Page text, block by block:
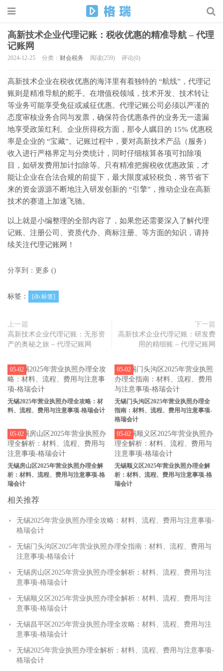
高新技术企业代理记账：税收优惠的精准导航 – 代理
记账网
2024-12-25 分类： 财会税务 阅读(259) 评论(0)
高新技术企业在税收优惠的海洋里有着独特的 “航线”，代理记
账则是精准导航的舵手。在增值税领域，技术开发、技术转让
等业务可能享受免征或减征优惠。代理记账公司必须以严谨的
态度审核业务合同与发票，确保符合优惠条件的业务无一遗漏
地享受政策红利。企业所得税方面，那令人瞩目的 15% 优惠税
率是企业的 “宝藏”。记账过程中，要对高新技术产品（服务）
收入进行严格界定与分类统计，同时仔细核算各项可扣除项
目，如研发费用加计扣除等。只有精准把握税收优惠政策，才
能让企业在合法合规的前提下，最大限度减轻税负，将节省下
来的资金源源不断地注入研发创新的 “引擎”，推动企业在高新
技术的赛道上加速飞驰。
以上就是小编整理的全部内容了，如果您还需要深入了解代理
记账、注册公司、资质代办、商标注册、等方面的知识，请持
续关注代理记账网！
分享到： 更多 ()
标签： [db:标签]
上一篇
高新技术企业代理记账：无形资
产的奥秘之旅 – 代理记账网
下一篇
高新技术企业代理记账：研发费
用的精细账 – 代理记账网
无锡2025年营业执照办理全攻略：材
料、流程、费用与注意事项-格瑞会计
05-02
无锡门头沟区2025年营业执照办理全
指南：材料、流程、费用与注意事项-
格瑞会计
05-02
无锡房山区2025年营业执照办理全解
析：材料、流程、费用与注意事项-格
瑞会计
05-02
无锡顺义区2025年营业执照办理全解
析：材料、流程、费用与注意事项-格
瑞会计
05-02
相关推荐
无锡2025年营业执照办理全攻略：材料、流程、费用与注意事项-
格瑞会计
无锡门头沟区2025年营业执照办理全指南：材料、流程、费用与
注意事项-格瑞会计
无锡房山区2025年营业执照办理全解析：材料、流程、费用与注
意事项-格瑞会计
无锡顺义区2025年营业执照办理全解析：材料、流程、费用与注
意事项-格瑞会计
无锡昌平区2025年营业执照办理全攻略：材料、流程、费用与注
意事项-格瑞会计
无锡2025年营业执照办理全解析：材料、流程、费用与注意事项-
格瑞会计